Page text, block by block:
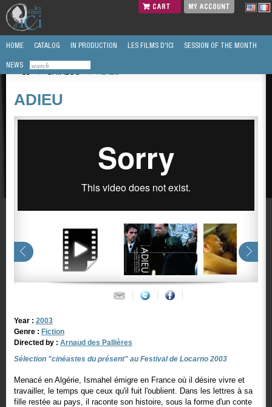
CART MY ACCOUNT
HOME CATALOG IN PRODUCTION LES FILMS D'ICI SESSION OF THE MONTH
NEWS
/
CATALOG / ADIEU
ADIEU
Year : 2003
Genre : Fiction
Directed by : Arnaud des Pallières
Sélection "cinéastes du présent" au Festival de Locarno 2003
Menacé en Algérie, Ismahel émigre en France où il désire vivre et
travailler, le temps que ceux qu'il fuit l'oublient. Dans les lettres à sa
fille restée au pays, il raconte son histoire, sous la forme d'un conte